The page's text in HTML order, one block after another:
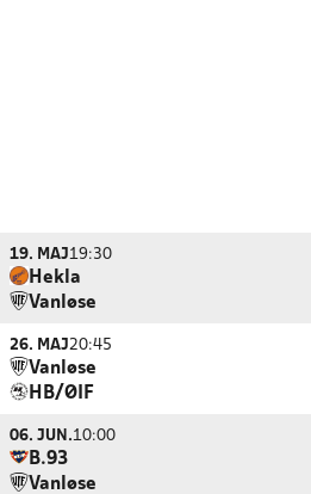
19. MAJ19:30
Hekla
Vanløse
26. MAJ20:45
Vanløse
HB/ØIF
06. JUN.10:00
B.93
Vanløse